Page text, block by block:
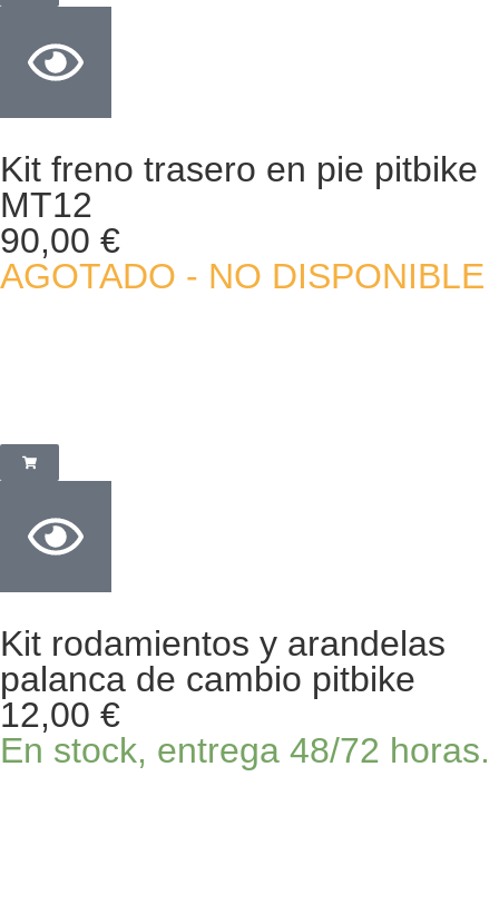
Kit freno trasero en pie pitbike
MT12
90,00 €
AGOTADO - NO DISPONIBLE
Kit rodamientos y arandelas
palanca de cambio pitbike
12,00 €
En stock, entrega 48/72 horas.